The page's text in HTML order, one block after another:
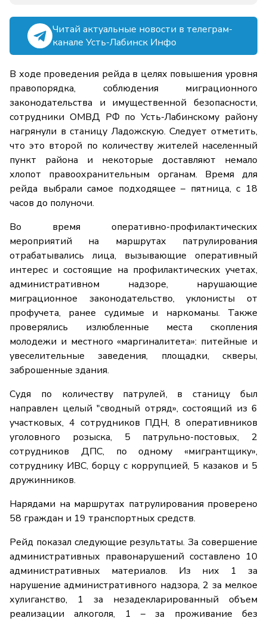
Читай актуальные новости в телеграм-
канале Усть-Лабинск Инфо
В ходе проведения рейда в целях повышения уровня
правопорядка, соблюдения миграционного
законодательства и имущественной безопасности,
сотрудники ОМВД РФ по Усть-Лабинскому району
нагрянули в станицу Ладожскую. Следует отметить,
что это второй по количеству жителей населенный
пункт района и некоторые доставляют немало
хлопот правоохранительным органам. Время для
рейда выбрали самое подходящее – пятница, с 18
часов до полуночи.
Во время оперативно-профилактических
мероприятий на маршрутах патрулирования
отрабатывались лица, вызывающие оперативный
интерес и состоящие на профилактических учетах,
административном надзоре, нарушающие
миграционное законодательство, уклонисты от
профучета, ранее судимые и наркоманы. Также
проверялись излюбленные места скопления
молодежи и местного «маргиналитета»: питейные и
увеселительные заведения, площадки, скверы,
заброшенные здания.
Судя по количеству патрулей, в станицу был
направлен целый "сводный отряд», состоящий из 6
участковых, 4 сотрудников ПДН, 8 оперативников
уголовного розыска, 5 патрульно-постовых, 2
сотрудников ДПС, по одному «мигрантщику»,
сотруднику ИВС, борцу с коррупцией, 5 казаков и 5
дружинников.
Нарядами на маршрутах патрулирования проверено
58 граждан и 19 транспортных средств.
Рейд показал следующие результаты. За совершение
административных правонарушений составлено 10
административных материалов. Из них 1 за
нарушение административного надзора, 2 за мелкое
хулиганство, 1 за незадекларированный объем
реализации алкоголя, 1 – за проживание без